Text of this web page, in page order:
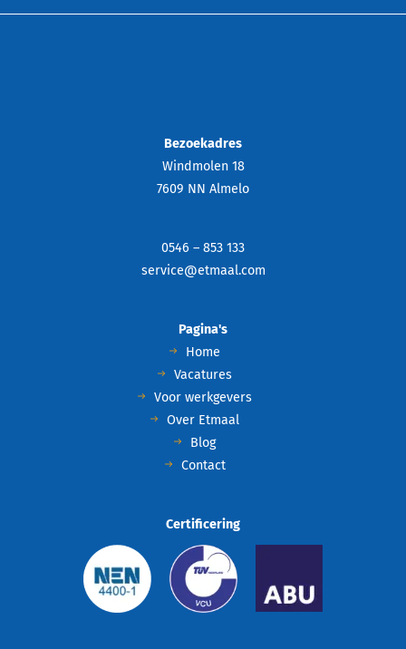
Bezoekadres
Windmolen 18
7609 NN Almelo
0546 – 853 133
service@etmaal.com
Pagina's
Home
Vacatures
Voor werkgevers
Over Etmaal
Blog
Contact
Certificering